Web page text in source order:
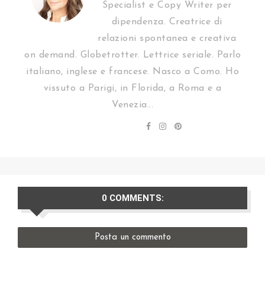
Specialist e Copy Writer per
dipendenza. Creatrice di
relazioni spontanea e creativa
on demand. Globetrotter. Lettrice seriale. Parlo
italiano, inglese e francese. Nasco a Como. Ho
vissuto a Parigi, in Florida, a Roma e a
Venezia...
0 COMMENTS:
Posta un commento